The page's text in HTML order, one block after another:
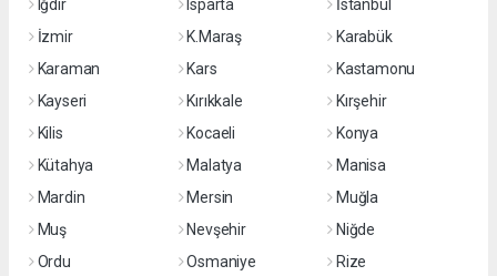
Iğdır
Isparta
İstanbul
İzmir
K.Maraş
Karabük
Karaman
Kars
Kastamonu
Kayseri
Kırıkkale
Kırşehir
Kilis
Kocaeli
Konya
Kütahya
Malatya
Manisa
Mardin
Mersin
Muğla
Muş
Nevşehir
Niğde
Ordu
Osmaniye Rize